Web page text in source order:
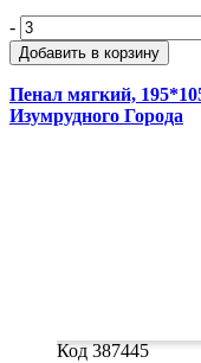
-
Добавить в корзину
Пенал мягкий,
Изумрудного Города
Код 387445